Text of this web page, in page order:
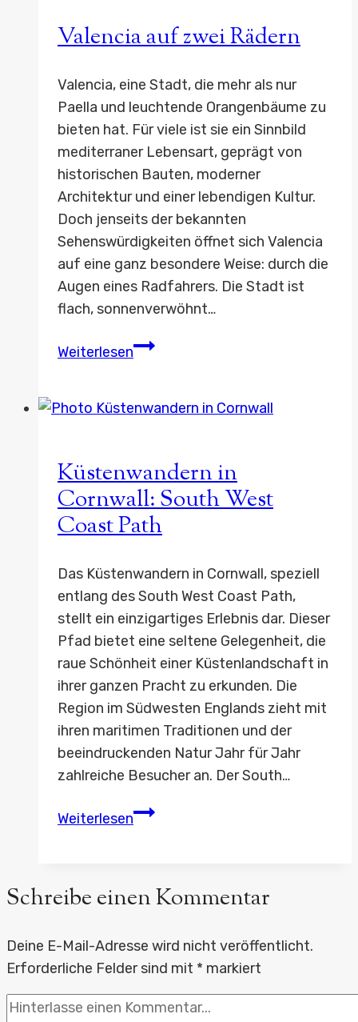
Valencia auf zwei Rädern
Valencia, eine Stadt, die mehr als nur
Paella und leuchtende Orangenbäume zu
bieten hat. Für viele ist sie ein Sinnbild
mediterraner Lebensart, geprägt von
historischen Bauten, moderner
Architektur und einer lebendigen Kultur.
Doch jenseits der bekannten
Sehenswürdigkeiten öffnet sich Valencia
auf eine ganz besondere Weise: durch die
Augen eines Radfahrers. Die Stadt ist
flach, sonnenverwöhnt…
WeiterlesenValencia
Rädern
Küstenwandern in
Cornwall: South West
Coast Path
Das Küstenwandern in Cornwall, speziell
entlang des South West Coast Path,
stellt ein einzigartiges Erlebnis dar. Dieser
Pfad bietet eine seltene Gelegenheit, die
raue Schönheit einer Küstenlandschaft in
ihrer ganzen Pracht zu erkunden. Die
Region im Südwesten Englands zieht mit
ihren maritimen Traditionen und der
beeindruckenden Natur Jahr für Jahr
zahlreiche Besucher an. Der South…
WeiterlesenKüstenwandern
West
Path
Schreibe einen Kommentar
Deine E-Mail-Adresse wird nicht veröffentlicht.
Erforderliche Felder sind mit * markiert